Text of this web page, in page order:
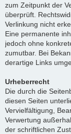
zum Zeitpunkt der
überprüft.
Verlinkung nicht
Eine permanente
jedoch ohne
zumutbar. Bei
derartige Links
Urheberrecht
Die durch die
diesen Seiten
Vervielfältigung,
Verwertung
der schriftlichen